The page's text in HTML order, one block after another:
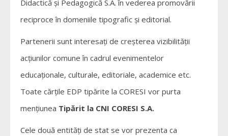
Didactică și Pedagogică S.A. în vederea promovării
reciproce în domeniile tipografic și editorial.
Partenerii sunt interesați de creșterea vizibilității
acțiunilor comune în cadrul evenimentelor
educaționale, culturale, editoriale, academice etc.
Toate cărțile EDP tipărite la CORESI vor purta
mențiunea Tipărit la CNI CORESI S.A.
Cele două entități de stat se vor prezenta ca